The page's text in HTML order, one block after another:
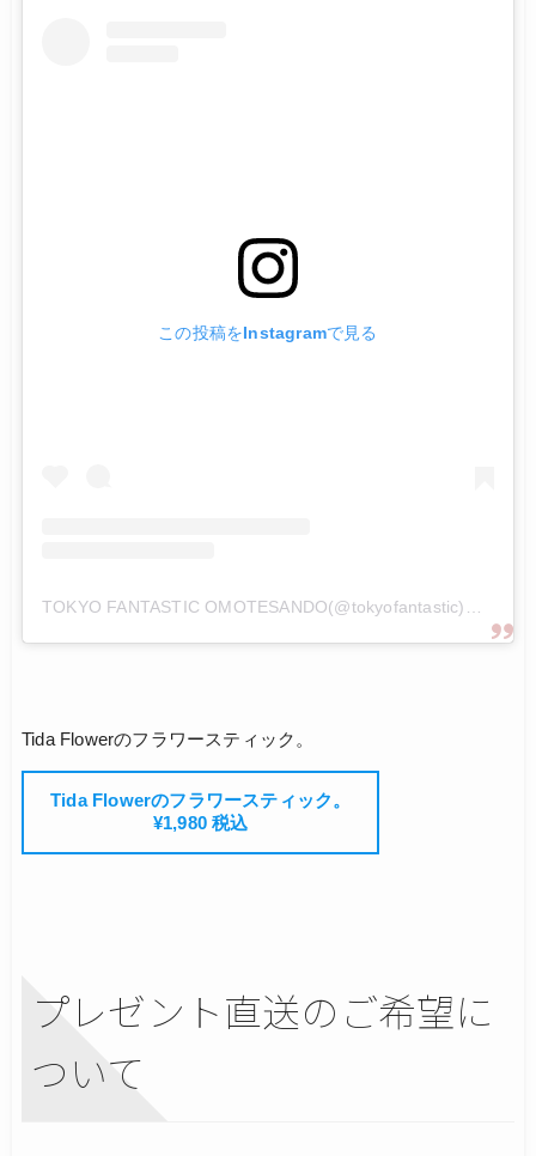
この投稿をInstagramで見る
Tida Flowerのフラワースティック。
Tida Flowerのフラワースティック。
¥1,980 税込
プレゼント直送のご希望に
ついて